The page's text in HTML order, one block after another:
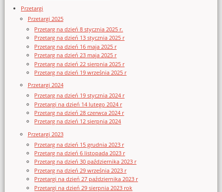
Przetargi
Przetargi 2025
Przetarg na dzień 8 stycznia 2025 r.
Przetarg na dzień 13 stycznia 2025 r
Przetarg na dzień 16 maja 2025 r
Przetarg na dzień 23 maja 2025 r
Przetarg na dzień 22 sierpnia 2025 r
Przetarg na dzień 19 września 2025 r
Przetargi 2024
Przetarg na dzień 19 stycznia 2024 r
Przetargi na dzień 14 lutego 2024 r
Przetarg na dzień 28 czerwca 2024 r
Przetarg na dzień 12 sierpnia 2024
Przetargi 2023
Przetarg na dzień 15 grudnia 2023 r
Przetarg na dzień 6 listopada 2023 r
Przetarg na dzień 30 października 2023 r
Przetarg na dzień 29 września 2023 r
Przetargi na dzień 27 października 2023 r
Przetargi na dzień 29 sierpnia 2023 rok